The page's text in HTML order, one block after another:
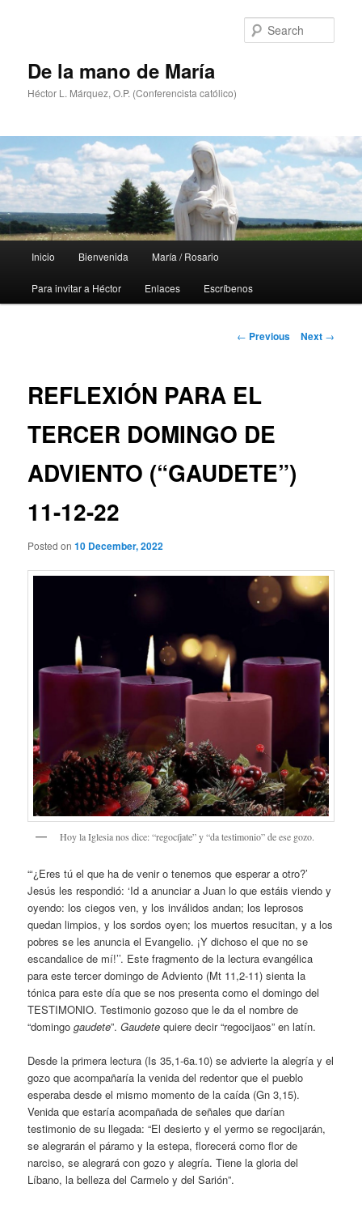
De la mano de María
Héctor L. Márquez, O.P. (Conferencista católico)
Inicio Bienvenida María / Rosario
Para invitar a Héctor Enlaces Escríbenos
Post
← Previous Next →
REFLEXIÓN PARA EL
TERCER DOMINGO DE
ADVIENTO (“GAUDETE”)
11-12-22
Posted on10 December, 2022
Hoy la Iglesia nos dice: “regocíjate” y “da testimonio” de ese gozo.
“‘¿Eres tú el que ha de venir o tenemos que esperar a otro?’
Jesús les respondió: ‘Id a anunciar a Juan lo que estáis viendo y
oyendo: los ciegos ven, y los inválidos andan; los leprosos
quedan limpios, y los sordos oyen; los muertos resucitan, y a los
pobres se les anuncia el Evangelio. ¡Y dichoso el que no se
escandalice de mí!’’. Este fragmento de la lectura evangélica
para este tercer domingo de Adviento (Mt 11,2-11) sienta la
tónica para este día que se nos presenta como el domingo del
TESTIMONIO. Testimonio gozoso que le da el nombre de
“domingogaudete”.Gaudete quiere decir “regocijaos” en latín.
Desde la primera lectura (Is 35,1-6a.10) se advierte la alegría y el
gozo que acompañaría la venida del redentor que el pueblo
esperaba desde el mismo momento de la caída (Gn 3,15).
Venida que estaría acompañada de señales que darían
testimonio de su llegada: “El desierto y el yermo se regocijarán,
se alegrarán el páramo y la estepa, florecerá como flor de
narciso, se alegrará con gozo y alegría. Tiene la gloria del
Líbano, la belleza del Carmelo y del Sarión”.